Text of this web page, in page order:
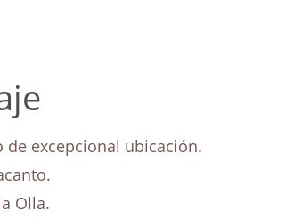
de excepcional ubicación.
Olla.